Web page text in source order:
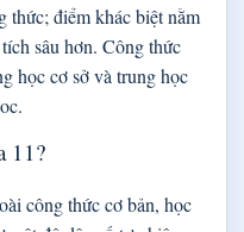
thức; điểm khác biệt nằm
sâu hơn. Công thức
học cơ sở và trung học
11?
công thức cơ bản, học